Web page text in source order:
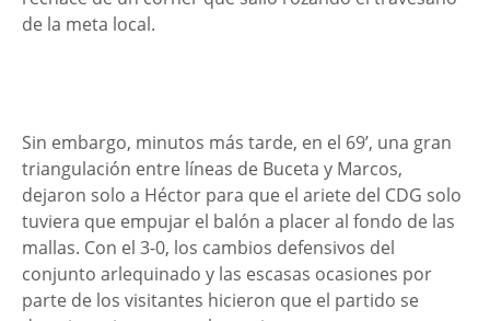
de la meta local.
Sin embargo, minutos más tarde, en el 69’, una gran
triangulación entre líneas de Buceta y Marcos,
dejaron solo a Héctor para que el ariete del CDG solo
tuviera que empujar el balón a placer al fondo de las
mallas. Con el 3-0, los cambios defensivos del
conjunto arlequinado y las escasas ocasiones por
parte de los visitantes hicieron que el partido se